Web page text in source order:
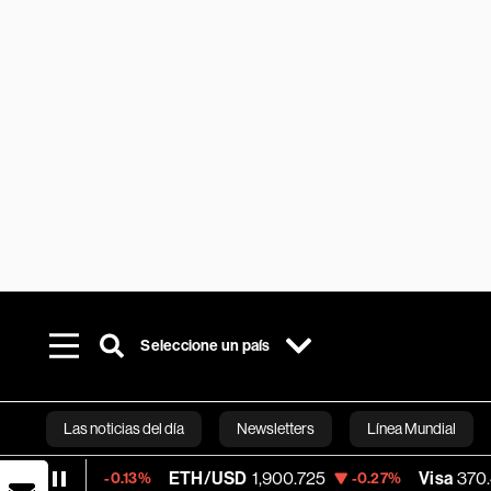
Seleccione un país
Las noticias del día Newsletters Línea Mundial
Bloomberg
ETH/USD 1,900.725 -0.27% Visa 370.47